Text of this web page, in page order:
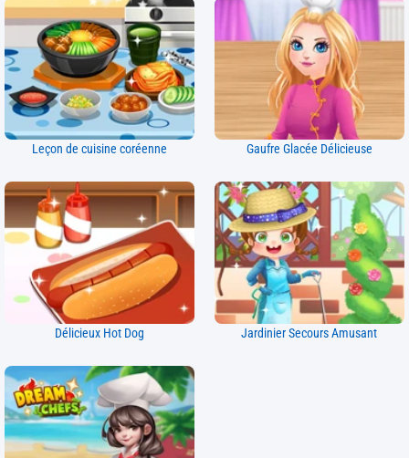
Leçon de cuisine coréenne Gaufre Glacée Délicieuse
Délicieux Hot Dog Jardinier Secours Amusant